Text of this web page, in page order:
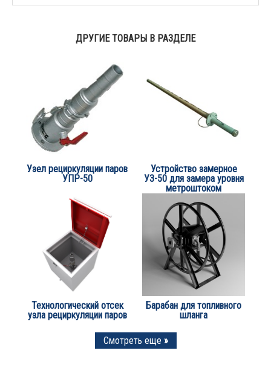
ДРУГИЕ ТОВАРЫ В РАЗДЕЛЕ
Узел рециркуляции паров
УПР-50
Устройство замерное
УЗ-50 для замера уровня
метроштоком
Технологический отсек
узла рециркуляции паров
Барабан для топливного
шланга
Смотреть еще »